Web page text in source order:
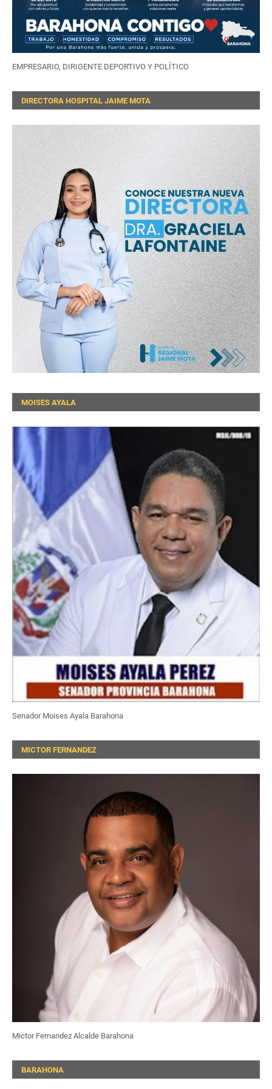
EMPRESARIO, DIRIGENTE DEPORTIVO Y POLÍTICO
DIRECTORA HOSPITAL JAIME MOTA
MOISES AYALA
Senador Moises Ayala Barahona
MICTOR FERNANDEZ
Mictor Fernandez Alcalde Barahona
BARAHONA